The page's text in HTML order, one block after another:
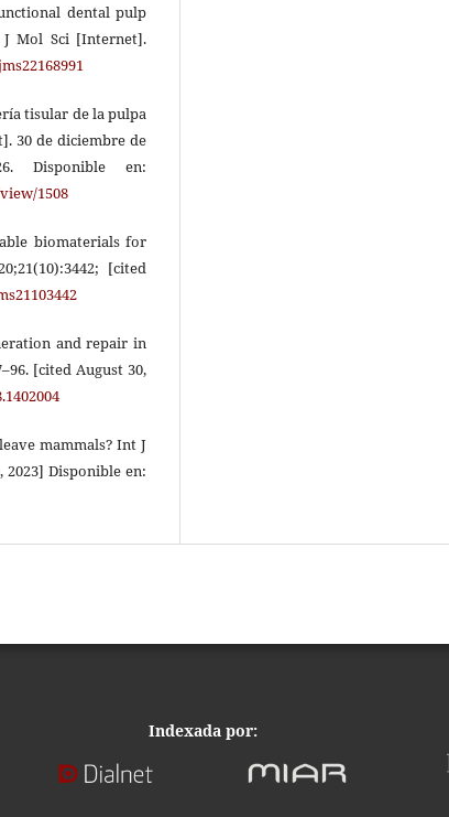
dental pulp
Mol Sci [Internet].
tisular de la pulpa
30 de diciembre de
Disponible en:
1508
biomaterials for
[cited
and repair in
[cited August 30,
mammals? Int J
2023] Disponible en:
Indexada por: